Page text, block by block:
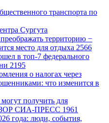
транспорта по
Сургута
территорию −
место для отдыха 2566
в топ-7 федерального
2195
о налогах через
что изменится в
получить для
СИА-ПРЕСС 1961
года: люди, события,